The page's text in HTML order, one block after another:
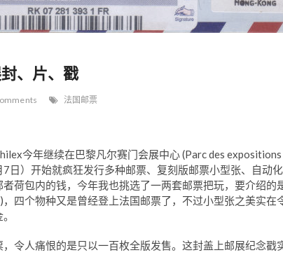
、片、戳
法国邮票
今年继续在巴黎凡尔赛门会展中心 (Parc des
日）开始就疯狂发行多种邮票、复刻版邮票小型张、自动
荷包内的钱，今年我也挑选了一两套邮票把玩，要介绍的
，四个物种又是曾经登上法国邮票了，不过小型张之美实
令人痛恨的是只以一百枚全版发售。这封盖上邮展纪念戳